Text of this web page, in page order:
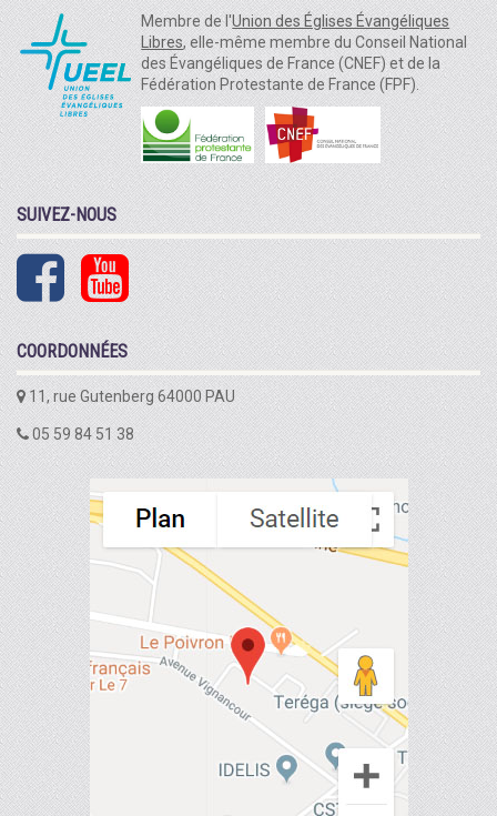
Membre de l'Union des Églises Évangéliques
Libres, elle-même membre du Conseil National
des Évangéliques de France (CNEF) et de la
Fédération Protestante de France (FPF).
SUIVEZ-NOUS
COORDONNÉES
11, rue Gutenberg 64000 PAU
05 59 84 51 38